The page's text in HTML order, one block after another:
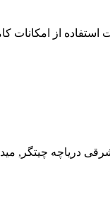
استفاده از امکانات
دریاچه چیتگر,